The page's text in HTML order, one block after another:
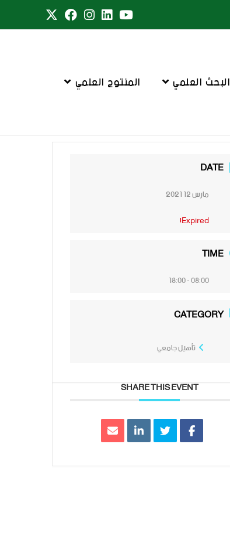
البحث العلمي
المنتوج العلمي
DATE
مارس 12 2021
Expired!
TIME
08:00 - 18:00
CATEGORY
تأهيل جامعي
SHARE THIS EVENT